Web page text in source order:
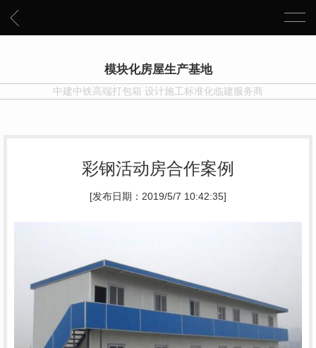
模块化房屋生产基地
中建中铁高端打包箱 设计施工标准化临建服务商
彩钢活动房合作案例
[发布日期：2019/5/7 10:42:35]